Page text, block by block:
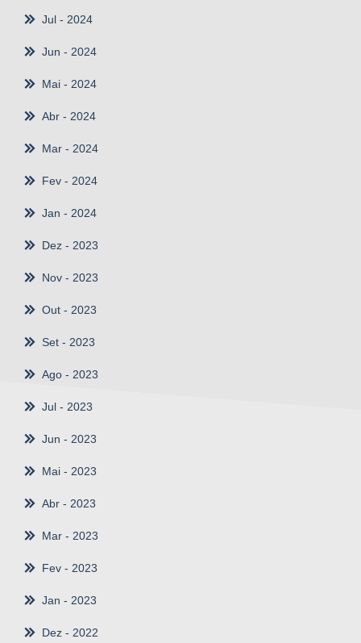
Jul - 2024
Jun - 2024
Mai - 2024
Abr - 2024
Mar - 2024
Fev - 2024
Jan - 2024
Dez - 2023
Nov - 2023
Out - 2023
Set - 2023
Ago - 2023
Jul - 2023
Jun - 2023
Mai - 2023
Abr - 2023
Mar - 2023
Fev - 2023
Jan - 2023
Dez - 2022